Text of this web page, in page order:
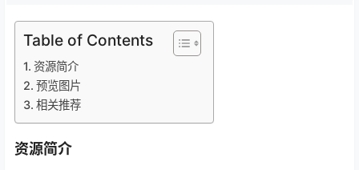
Table of Contents
资源简介
预览图片
相关推荐
资源简介